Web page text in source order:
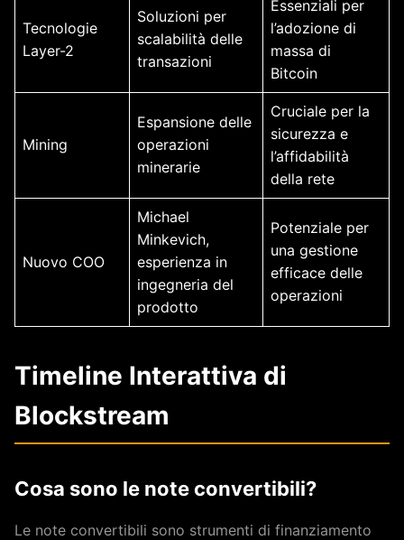
Tecnologie
Layer-2
Soluzioni per
scalabilità delle
transazioni
Essenziali per
l’adozione di
massa di
Bitcoin
Mining
Espansione delle
operazioni
minerarie
Cruciale per la
sicurezza e
l’affidabilità
della rete
Nuovo COO
Michael
Minkevich,
esperienza in
ingegneria del
prodotto
Potenziale per
una gestione
efficace delle
operazioni
Timeline Interattiva di
Blockstream
Cosa sono le note convertibili?
Le note convertibili sono strumenti di finanziamento